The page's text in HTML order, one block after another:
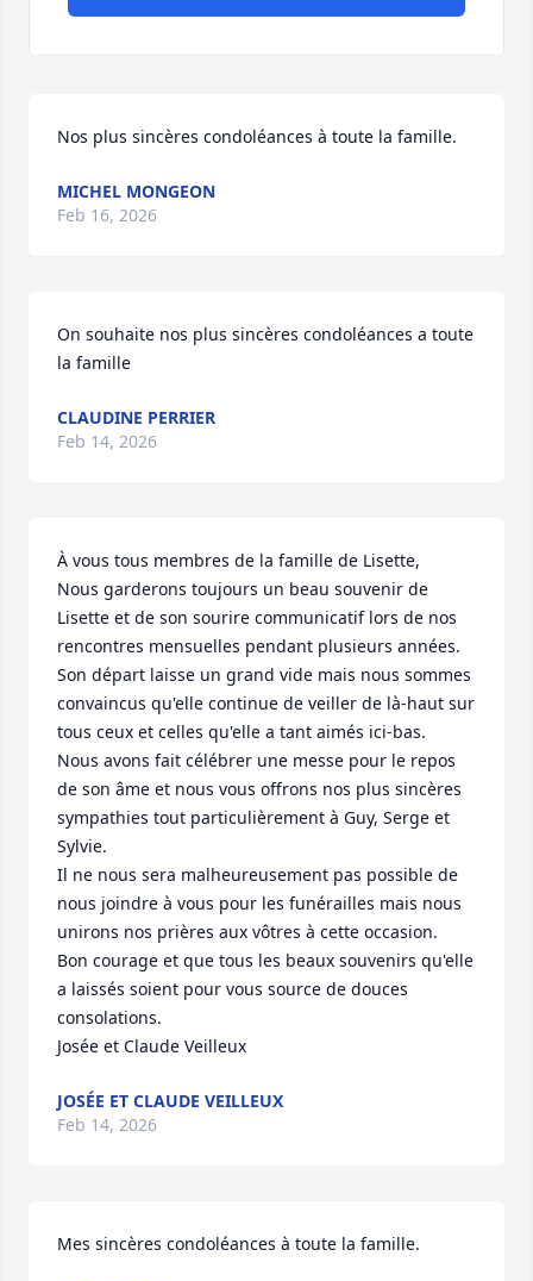
Nos plus sincères condoléances à toute la famille.
MICHEL MONGEON
Feb 16, 2026
On souhaite nos plus sincères condoléances a toute
la famille
CLAUDINE PERRIER
Feb 14, 2026
À vous tous membres de la famille de Lisette,
Nous garderons toujours un beau souvenir de
Lisette et de son sourire communicatif lors de nos
rencontres mensuelles pendant plusieurs années.
Son départ laisse un grand vide mais nous sommes
convaincus qu'elle continue de veiller de là-haut sur
tous ceux et celles qu'elle a tant aimés ici-bas.
Nous avons fait célébrer une messe pour le repos
de son âme et nous vous offrons nos plus sincères
sympathies tout particulièrement à Guy, Serge et
Sylvie.
Il ne nous sera malheureusement pas possible de
nous joindre à vous pour les funérailles mais nous
unirons nos prières aux vôtres à cette occasion.
Bon courage et que tous les beaux souvenirs qu'elle
a laissés soient pour vous source de douces
consolations.
Josée et Claude Veilleux
JOSÉE ET CLAUDE VEILLEUX
Feb 14, 2026
Mes sincères condoléances à toute la famille.